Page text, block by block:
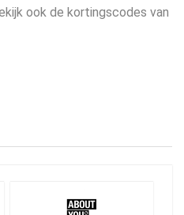
ook de kortingscodes van